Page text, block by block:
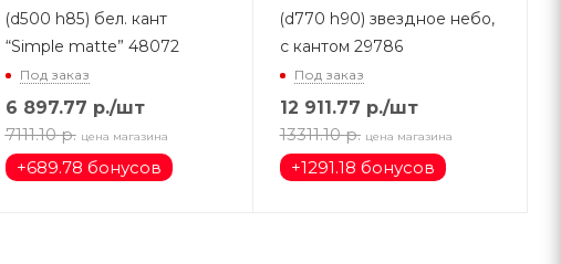
(d500 h85) бел. кант
“Simple matte” 48072
Под заказ
6 897.77 р./шт
7111.10 р. цена магазина
+689.78 бонусов
(d770 h90) звездное небо,
с кантом 29786
Под заказ
12 911.77 р./шт
13311.10 р. цена магазина
+1291.18 бонусов